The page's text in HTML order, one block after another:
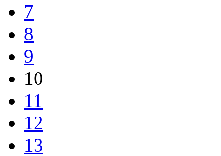
7
8
9
10
11
12
13